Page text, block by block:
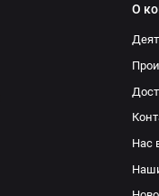
О
Нас